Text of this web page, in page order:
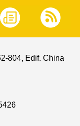
804, Edif. China